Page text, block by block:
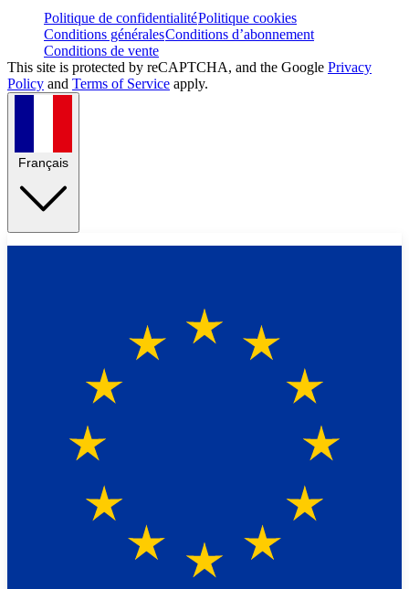
Politique de confidentialitéPolitique cookies
Conditions généralesConditions d’abonnement
Conditions de vente
This site is protected by reCAPTCHA, and the Google Privacy
Policy and Terms of Service apply.
Français